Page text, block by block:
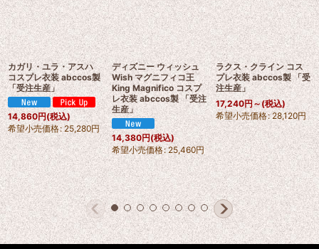
カガリ・ユラ・アスハ
コスプレ衣装 abccos製
「受注生産」
14,860円(税込)
希望小売価格: 25,280円
ディズニー ウィッシュ
Wish マグニフィコ王
King Magnifico コスプ
レ衣装 abccos製 「受注
生産」
14,380円(税込)
希望小売価格: 25,460円
ラクス・クライン コス
プレ衣装 abccos製 「受
注生産」
17,240円～(税込)
希望小売価格: 28,120円